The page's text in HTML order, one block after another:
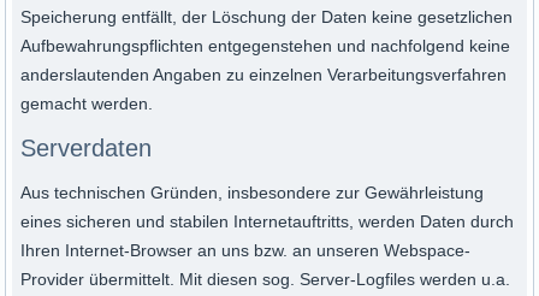
Speicherung entfällt, der Löschung der Daten keine gesetzlichen
Aufbewahrungspflichten entgegenstehen und nachfolgend keine
anderslautenden Angaben zu einzelnen Verarbeitungsverfahren
gemacht werden.
Serverdaten
Aus technischen Gründen, insbesondere zur Gewährleistung
eines sicheren und stabilen Internetauftritts, werden Daten durch
Ihren Internet-Browser an uns bzw. an unseren Webspace-
Provider übermittelt. Mit diesen sog. Server-Logfiles werden u.a.